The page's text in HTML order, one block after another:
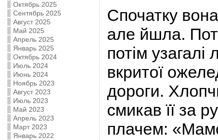
Октябрь 2025
Сентябрь 2025
Август 2025
Май 2025
Апрель 2025
Январь 2025
Октябрь 2024
Июль 2024
Июнь 2024
Ноябрь 2023
Август 2023
Июль 2023
Май 2023
Апрель 2023
Март 2023
Январь 2022
Спочатку
але йшла.
потім
вкритої
дороги.
смикав її за
плачем: